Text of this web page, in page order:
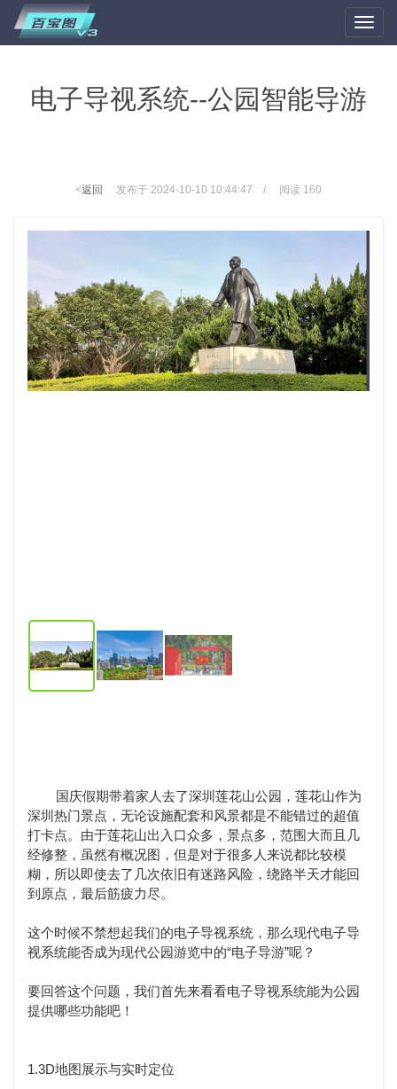
Toggle
电子导视系统--公园智能导游
<返回 发布于 2024-10-10 10:44:47 / 阅读 160
国庆假期带着家人去了深圳莲花山公园，莲花山作为
深圳热门景点，无论设施配套和风景都是不能错过的超值
打卡点。由于莲花山出入口众多，景点多，范围大而且几
经修整，虽然有概况图，但是对于很多人来说都比较模
糊，所以即使去了几次依旧有迷路风险，绕路半天才能回
到原点，最后筋疲力尽。
这个时候不禁想起我们的电子导视系统，那么现代电子导
视系统能否成为现代公园游览中的“电子导游”呢？
要回答这个问题，我们首先来看看电子导视系统能为公园
提供哪些功能吧！
1.3D地图展示与实时定位